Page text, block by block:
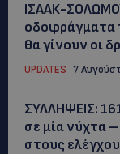
ΙΣΑΑΚ-
οδοφράγματα
θα γίνουν οι
UPDATES 7
ΣΥΛΛΗΨΕΙΣ:
σε μία νύχτα
στους